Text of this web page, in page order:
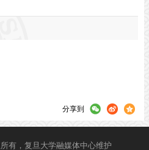
分享到
有，复旦大学融媒体中心维护